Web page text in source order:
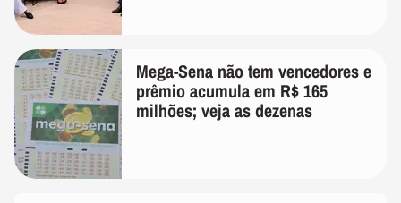
Mega-Sena não tem vencedores e
prêmio acumula em R$ 165
milhões; veja as dezenas